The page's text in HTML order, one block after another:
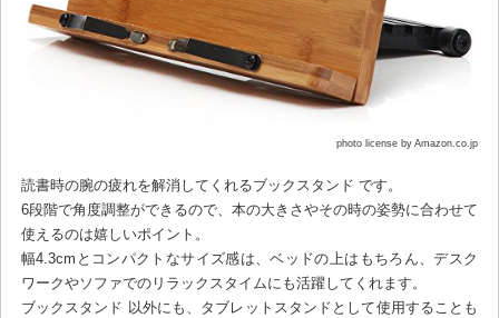
photo license by Amazon.co.jp
読書時の腕の疲れを解消してくれるブックスタンド です。
6段階で角度調整ができるので、本の大きさやその時の姿勢に合わせて
使えるのは嬉しいポイント。
幅4.3cmとコンパクトなサイズ感は、ベッドの上はもちろん、デスク
ワークやソファでのリラックスタイムにも活躍してくれます。
ブックスタンド 以外にも、タブレットスタンドとして使用することも